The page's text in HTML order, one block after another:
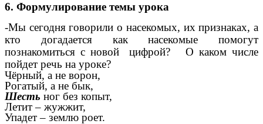
6. Формулирование темы урока
-Мы сегодня говорили о насекомых, их признаках, а
кто догадается как насекомые помогут
познакомиться с новой цифрой? О каком числе
пойдет речь на уроке?
Чёрный, а не ворон,
Рогатый, а не бык,
Шесть ног без копыт,
Летит – жужжит,
Упадет – землю роет.